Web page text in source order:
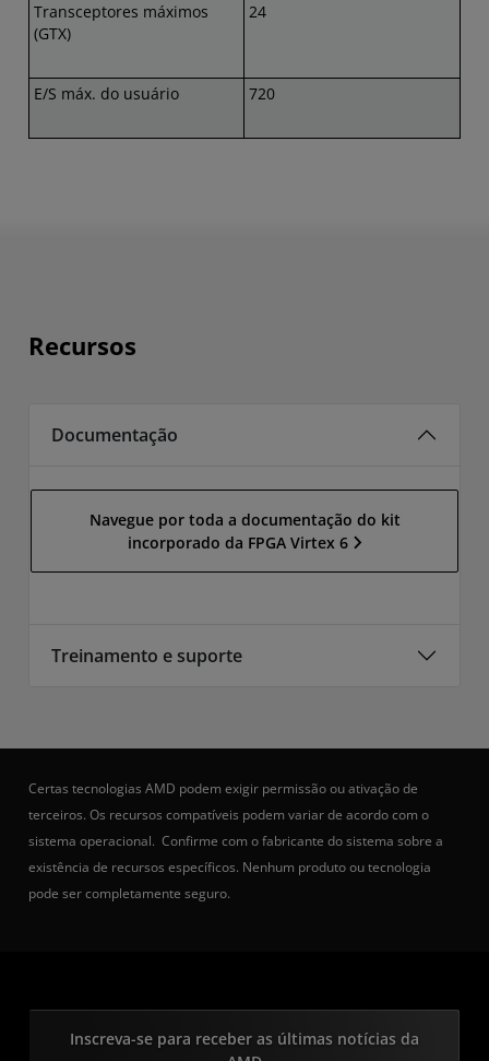
Transceptores máximos
(GTX)
24
E/S máx. do usuário 720
Recursos
Documentação
Navegue por toda a documentação do kit
incorporado da FPGA Virtex 6
Treinamento e suporte
Certas tecnologias AMD podem exigir permissão ou ativação de
terceiros. Os recursos compatíveis podem variar de acordo com o
sistema operacional. Confirme com o fabricante do sistema sobre a
existência de recursos específicos. Nenhum produto ou tecnologia
pode ser completamente seguro.
Inscreva-se para receber as últimas notícias da